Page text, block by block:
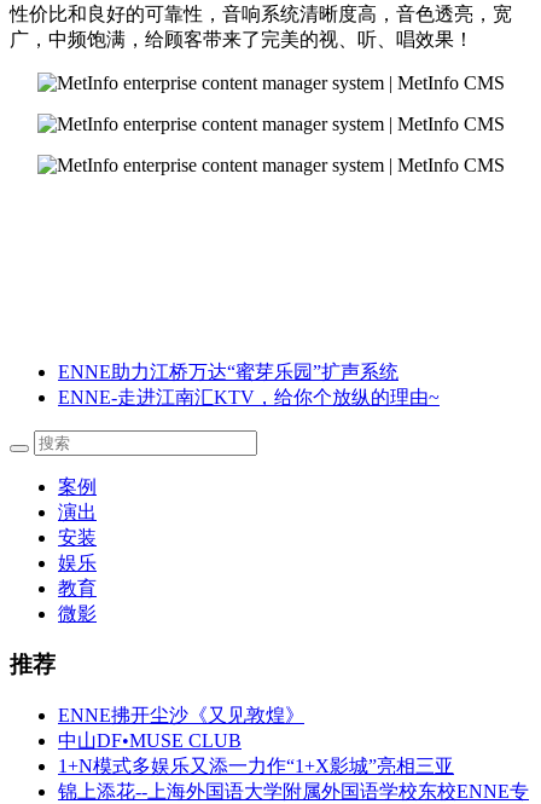
性价比和良好的可靠性，音响系统清晰度高，音色透亮，宽
广，中频饱满，给顾客带来了完美的视、听、唱效果！
ENNE助力江桥万达“蜜芽乐园”扩声系统
ENNE-走进江南汇KTV，给你个放纵的理由~
案例
演出
安装
娱乐
教育
微影
推荐
ENNE拂开尘沙《又见敦煌》
中山DF•MUSE CLUB
1+N模式多娱乐又添一力作“1+X影城”亮相三亚
锦上添花--上海外国语大学附属外国语学校东校ENNE专